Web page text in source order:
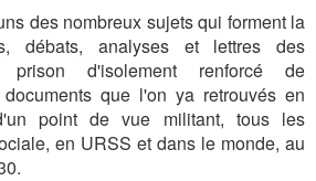
des nombreux sujets qui forment la
débats, analyses et lettres des
d'isolement renforcé de
que l'on ya retrouvés en
point de vue militant, tous les
en URSS et dans le monde, au